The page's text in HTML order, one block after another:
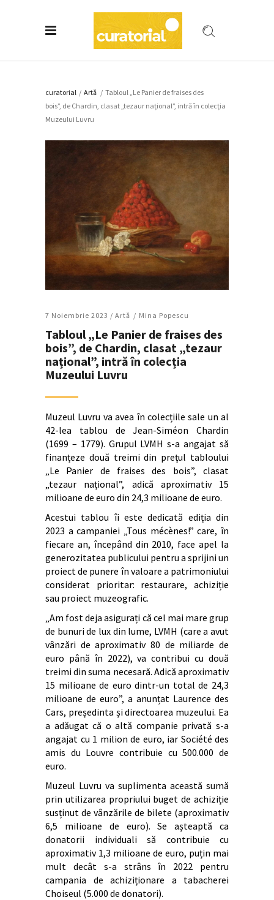
curatorial / Artǎ / Tabloul „Le Panier de fraises des
bois”, de Chardin, clasat „tezaur național”, intră în colecția
Muzeului Luvru
7 Noiembrie 2023 / Artǎ Mina Popescu
Tabloul „Le Panier de fraises des
bois”, de Chardin, clasat „tezaur
național”, intră în colecția
Muzeului Luvru
Muzeul Luvru va avea în colecțiile sale un al
42-lea tablou de Jean-Siméon Chardin
(1699 – 1779). Grupul LVMH s-a angajat să
finanțeze două treimi din prețul tabloului
„Le Panier de fraises des bois”, clasat
„tezaur național”, adică aproximativ 15
milioane de euro din 24,3 milioane de euro.
Acestui tablou îi este dedicată ediția din
2023 a campaniei „Tous mécènes!” care, în
fiecare an, începând din 2010, face apel la
generozitatea publicului pentru a sprijini un
proiect de punere în valoare a patrimoniului
considerat prioritar: restaurare, achiziție
sau proiect muzeografic.
„Am fost deja asigurați că cel mai mare grup
de bunuri de lux din lume, LVMH (care a avut
vânzări de aproximativ 80 de miliarde de
euro până în 2022), va contribui cu două
treimi din suma necesară. Adică aproximativ
15 milioane de euro dintr-un total de 24,3
milioane de euro”, a anunțat Laurence des
Cars, președinta și directoarea muzeului. Ea
a adăugat că o altă companie privată s-a
angajat cu 1 milion de euro, iar Société des
amis du Louvre contribuie cu 500.000 de
euro.
Muzeul Luvru va suplimenta această sumă
prin utilizarea propriului buget de achiziție
susținut de vânzările de bilete (aproximativ
6,5 milioane de euro). Se așteaptă ca
donatorii individuali să contribuie cu
aproximativ 1,3 milioane de euro, puțin mai
mult decât s-a strâns în 2022 pentru
campania de achiziționare a tabacherei
Choiseul (5.000 de donatori).